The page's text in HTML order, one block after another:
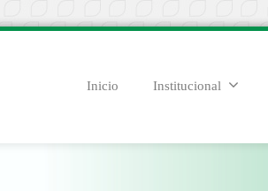
Inicio Institucional